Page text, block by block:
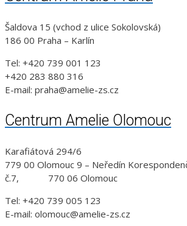
Šaldova 15 (vchod z ulice Sokolovská)
186 00 Praha – Karlín
Tel: +420 739 001 123
+420 283 880 316
E-mail: praha@amelie-zs.cz
Centrum Amelie Olomouc
Karafiátová 294/6
779 00 Olomouc 9 – Neředín
č.7, 770 06 Olomouc
Tel: +420 739 005 123
E-mail: olomouc@amelie-zs.cz